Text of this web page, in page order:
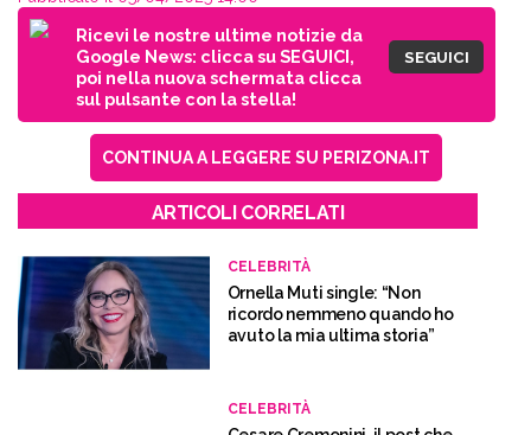
Ricevi le nostre ultime notizie da
Google News: clicca su SEGUICI,
poi nella nuova schermata clicca
sul pulsante con la stella!
SEGUICI
CONTINUA A LEGGERE SU PERIZONA.IT
ARTICOLI CORRELATI
CELEBRITÀ
Ornella Muti single: “Non
ricordo nemmeno quando ho
avuto la mia ultima storia”
CELEBRITÀ